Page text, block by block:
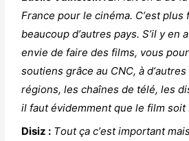
France pour le cinéma. C’est plus
beaucoup d’autres pays. S’il y en
envie de faire des films, vous
soutiens grâce au CNC, à
régions, les chaînes de télé, les
il faut évidemment que le film
Disiz : Tout ça c’est important